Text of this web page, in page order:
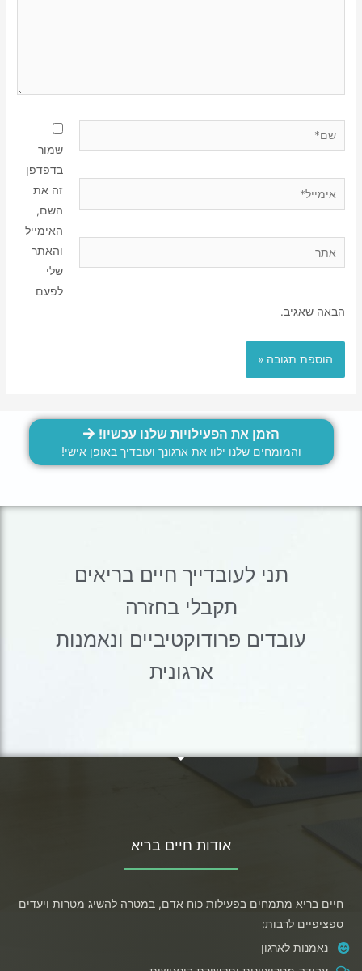
שמור
בדפדפן
זה את
השם,
האימייל
והאתר
שלי
לפעם
הבאה שאגיב.
הזמן את הפעילויות שלנו עכשיו!
והמומחים שלנו ילוו את ארגונך ועובדיך באופן אישי!
תני לעובדייך חיים בריאים
תקבלי בחזרה
עובדים פרודוקטיביים ונאמנות
ארגונית
אודות חיים בריא
חיים בריא מתמחים בפעילות כוח אדם, במטרה להשיג מטרות ויעדים
ספציפיים לרבות:
נאמנות לארגון